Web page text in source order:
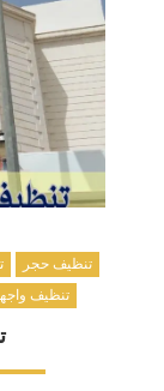
تنظيف حجر
تنظيف